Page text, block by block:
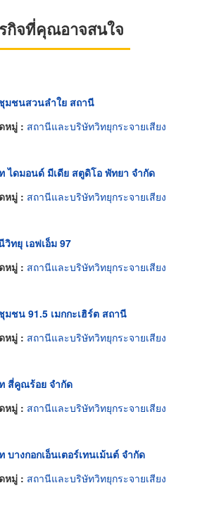
กิจที่คุณอาจสนใจ
มชนสวนลำใย สถานี
หมู่ : สถานีและบริษัทวิทยุกระจายเสียง
ไดมอนด์ มีเดีย สตูดิโอ พัทยา จำกัด
หมู่ : สถานีและบริษัทวิทยุกระจายเสียง
วิทยุ เอฟเอ็ม 97
หมู่ : สถานีและบริษัทวิทยุกระจายเสียง
มชน 91.5 เมกกะเฮิร์ต สถานี
หมู่ : สถานีและบริษัทวิทยุกระจายเสียง
สี่คูณร้อย จำกัด
หมู่ : สถานีและบริษัทวิทยุกระจายเสียง
บางกอกเอ็นเตอร์เทนเม้นต์ จำกัด
หมู่ : สถานีและบริษัทวิทยุกระจายเสียง